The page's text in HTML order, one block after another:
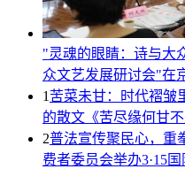
"灵魂的眼睛：诗与
众文艺发展研讨会"在
1 苦菜未甘：时代褶
的散文《苦尽缘何甘不
2普法宣传聚民心，
费者委员会举办3·15